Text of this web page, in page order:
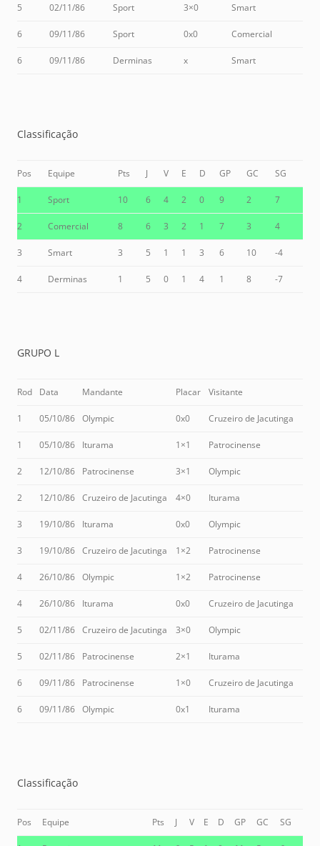
5 02/11/86 Sport 3×0 Smart
6 09/11/86 Sport 0x0 Comercial
6 09/11/86 Derminas x Smart
Classificação
Pos Equipe Pts J V E D GP GC SG
1 Sport 10 6 4 2 0 9 2 7
2 Comercial 8 6 3 2 1 7 3 4
3 Smart 3 5 1 1 3 6 10 -4
4 Derminas 1 5 0 1 4 1 8 -7
GRUPO L
Rod Data Mandante Placar Visitante
1 05/10/86 Olympic 0x0 Cruzeiro de Jacutinga
1 05/10/86 Iturama 1×1 Patrocinense
2 12/10/86 Patrocinense 3×1 Olympic
2 12/10/86 Cruzeiro de Jacutinga 4×0 Iturama
3 19/10/86 Iturama 0x0 Olympic
3 19/10/86 Cruzeiro de Jacutinga 1×2 Patrocinense
4 26/10/86 Olympic 1×2 Patrocinense
4 26/10/86 Iturama 0x0 Cruzeiro de Jacutinga
5 02/11/86 Cruzeiro de Jacutinga 3×0 Olympic
5 02/11/86 Patrocinense 2×1 Iturama
6 09/11/86 Patrocinense 1×0 Cruzeiro de Jacutinga
6 09/11/86 Olympic 0x1 Iturama
Classificação
Pos Equipe Pts J V E D GP GC SG